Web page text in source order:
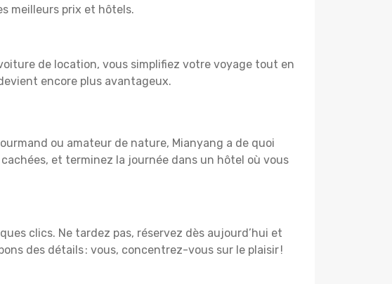
meilleurs prix et hôtels.
de location, vous simplifiez votre voyage tout en
encore plus avantageux.
ou amateur de nature, Mianyang a de quoi
et terminez la journée dans un hôtel où vous
clics. Ne tardez pas, réservez dès aujourd’hui et
des détails : vous, concentrez-vous sur le plaisir !